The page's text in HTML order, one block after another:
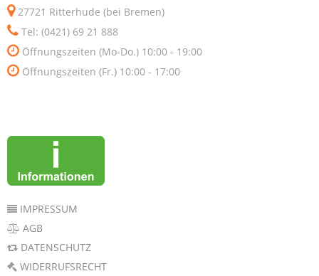
27721 Ritterhude (bei Bremen)
Tel: (0421) 69 21 888
Öffnungszeiten (Mo-Do.) 10:00 - 19:00
Öffnungszeiten (Fr.) 10:00 - 17:00
IMPRESSUM
AGB
DATENSCHUTZ
WIDERRUFSRECHT